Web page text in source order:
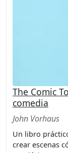
The Comic
comedia
John Vorhaus
Un libro
crear escenas